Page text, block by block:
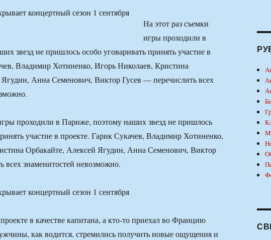
На этот раз съемки
игры проходили в
звезд не пришлось особо уговаривать принять участие в
Владимир Хотиненко, Игорь Николаев, Кристина
Анна Семенович, Виктор Гусев — перечислить всех
проходили в Париже, поэтому наших звезд не пришлось
участие в проекте. Гарик Сукачев, Владимир Хотиненко,
Орбакайте, Алексей Ягудин, Анна Семенович, Виктор
всех знаменитостей невозможно.
в качестве капитана, а кто-то приехал во Францию
как водится, стремились получить новые ощущения и